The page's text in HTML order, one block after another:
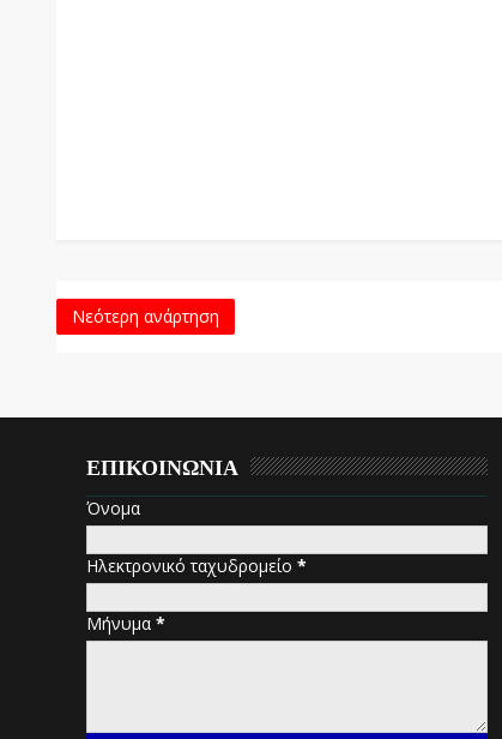
Νεότερη ανάρτηση
ΕΠΙΚΟΙΝΩΝΙΑ
Όνομα
Ηλεκτρονικό ταχυδρομείο *
Μήνυμα *